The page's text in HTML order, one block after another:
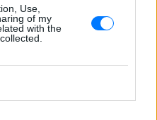
Use,
of my
with the
που ανέβασε ποζάρει με το
στα υπέροχα νερά της Πάρου
Καλοκαιρινές
στη Μύκονο με φόντο